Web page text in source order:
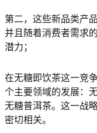
第二，这些新品类产
并且随着消费者需求
潜力；
在无糖即饮茶这一竞
个主要领域的发展：
无糖普洱茶。这一战
密切相关。